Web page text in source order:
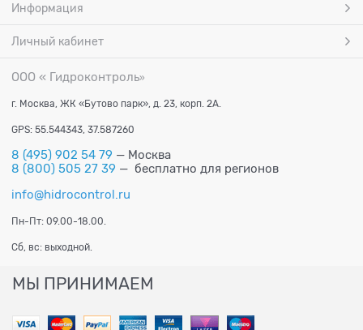
Информация
Личный кабинет
ООО « Гидроконтроль»
г. Москва, ЖК «Бутово парк», д. 23, корп. 2А.
GPS: 55.544343, 37.587260
8 (495) 902 54 79 — Москва
8 (800) 505 27 39 — бесплатно для регионов
info@hidrocontrol.ru
Пн-Пт: 09.00-18.00.
Сб, вс: выходной.
МЫ ПРИНИМАЕМ